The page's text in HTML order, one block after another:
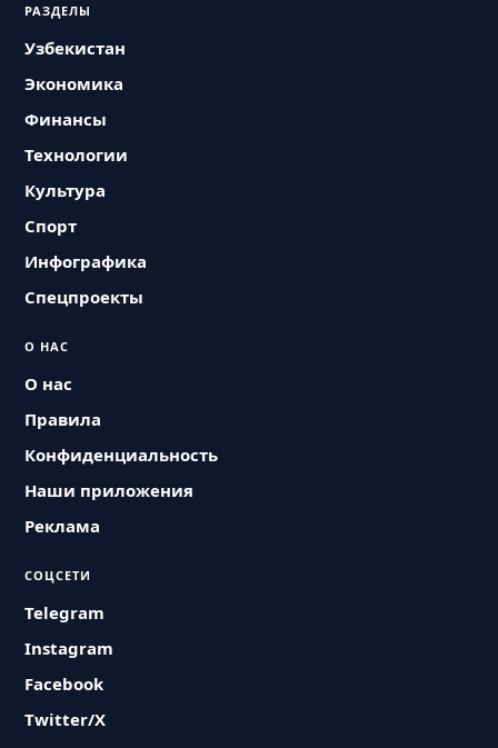
РАЗДЕЛЫ
Узбекистан
Экономика
Финансы
Технологии
Культура
Спорт
Инфографика
Спецпроекты
О НАС
О нас
Правила
Конфиденциальность
Наши приложения
Реклама
СОЦСЕТИ
Telegram
Instagram
Facebook
Twitter/X